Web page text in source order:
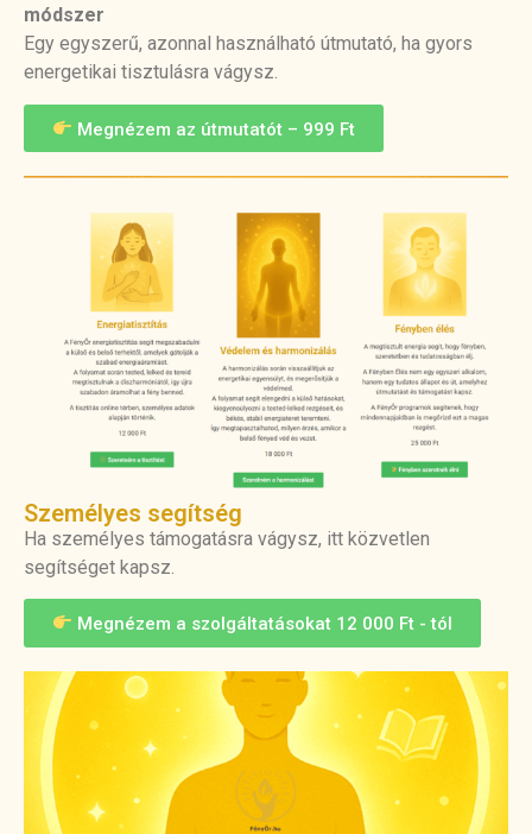
módszer
Egy egyszerű, azonnal használható útmutató, ha gyors
energetikai tisztulásra vágysz.
Megnézem az útmutatót – 999 Ft
Személyes segítség
Ha személyes támogatásra vágysz, itt közvetlen
segítséget kapsz.
Megnézem a szolgáltatásokat 12 000 Ft - tól